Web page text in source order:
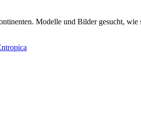
Modelle und Bilder gesucht, wie